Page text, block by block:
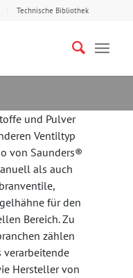
Technische Bibliothek
und Pulver
Ventiltyp
von Saunders®
als auch
für den
Bereich. Zu
zählen
verarbeitende
Hersteller von